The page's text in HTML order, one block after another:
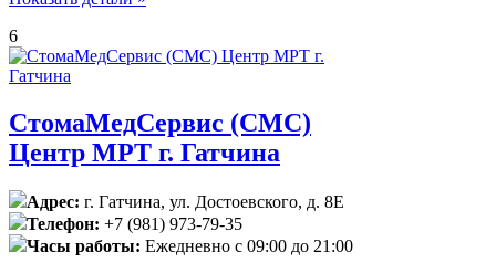
6
СтомаМедСервис (СМС)
Центр МРТ г. Гатчина
Адрес: г. Гатчина, ул. Достоевского, д. 8Е
Телефон: +7 (981) 973-79-35
Часы работы: Ежедневно с 09:00 до 21:00